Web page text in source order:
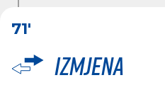
71'
Izmjena